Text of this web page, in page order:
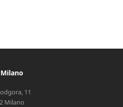
11
Milano